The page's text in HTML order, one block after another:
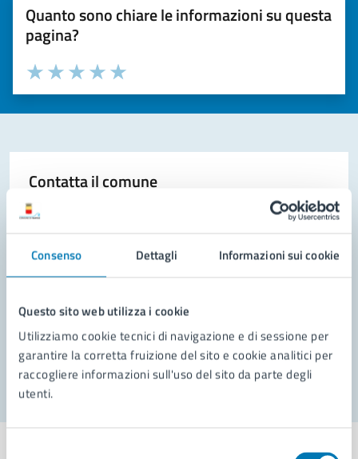
Consenso Dettagli Informazioni sui cookie
Questo sito web utilizza i cookie
Utilizziamo cookie tecnici di navigazione e di sessione per
garantire la corretta fruizione del sito e cookie analitici per
raccogliere informazioni sull'uso del sito da parte degli
utenti.
Quanto sono chiare le informazioni su questa
pagina?
Valuta la chiarezza delle informazioni (da 1 a 5 stelle)
Seleziona il numero di stelle per valutare la chiarezza delle
Valuta 5 stelle su 5
Valuta 4 stelle su 5
Valuta 3 stelle su 5
Valuta 2 stelle su 5
Valuta 1 stelle su 5
Contatta il comune
Richiedi assistenza
Prenota appuntamento
Problemi in città
Segnala disservizio